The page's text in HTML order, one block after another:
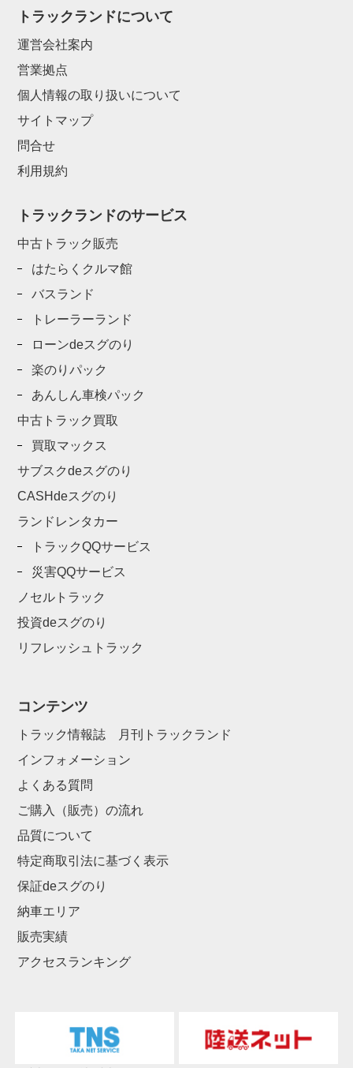
トラックランドについて
運営会社案内
営業拠点
個人情報の取り扱いについて
サイトマップ
問合せ
利用規約
トラックランドのサービス
中古トラック販売
はたらくクルマ館
バスランド
トレーラーランド
ローンdeスグのり
楽のりパック
あんしん車検パック
中古トラック買取
買取マックス
サブスクdeスグのり
CASHdeスグのり
ランドレンタカー
トラックQQサービス
災害QQサービス
ノセルトラック
投資deスグのり
リフレッシュトラック
コンテンツ
トラック情報誌 月刊トラックランド
インフォメーション
よくある質問
ご購入（販売）の流れ
品質について
特定商取引法に基づく表示
保証deスグのり
納車エリア
販売実績
アクセスランキング